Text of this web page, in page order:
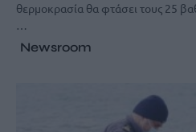
θερμοκρασία θα φτάσει τους 25
…
Newsroom